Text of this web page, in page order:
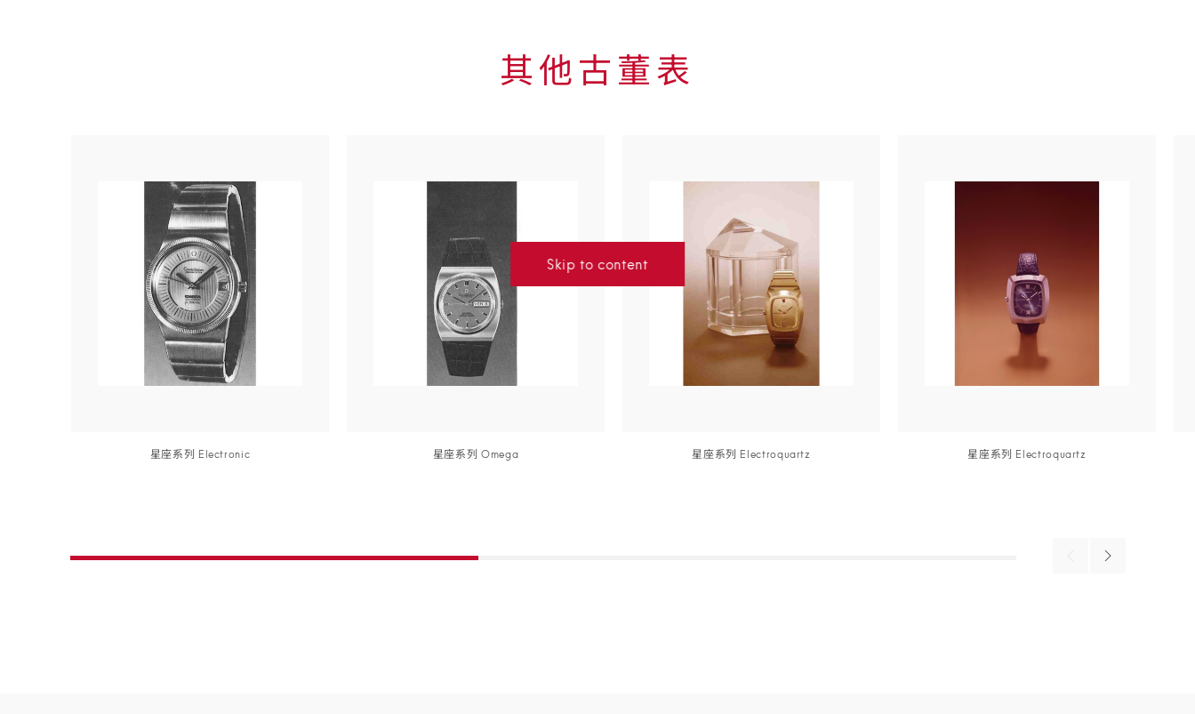
Skip to content
其他古董表
PreviousNext
星座系列 Electronic 星座系列 Omega 星座系列 Electroquartz 星座系列 Electroquartz